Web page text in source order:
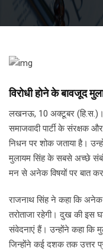
विरोधी होने के बावजूद
लखनऊ, 10 अक्टूबर (हि.स.)।
समाजवादी पार्टी के संरक्षक
निधन पर शोक जताया है।
मुलायम सिंह के सबसे अच्छे
मन से अनेक विषयों पर बात
राजनाथ सिंह ने कहा कि
तरोताजा रहेगी। दुख की इस
संवेदनाएं हैं। उन्होंने कहा कि
जिन्होंने कई दशक तक उत्तर